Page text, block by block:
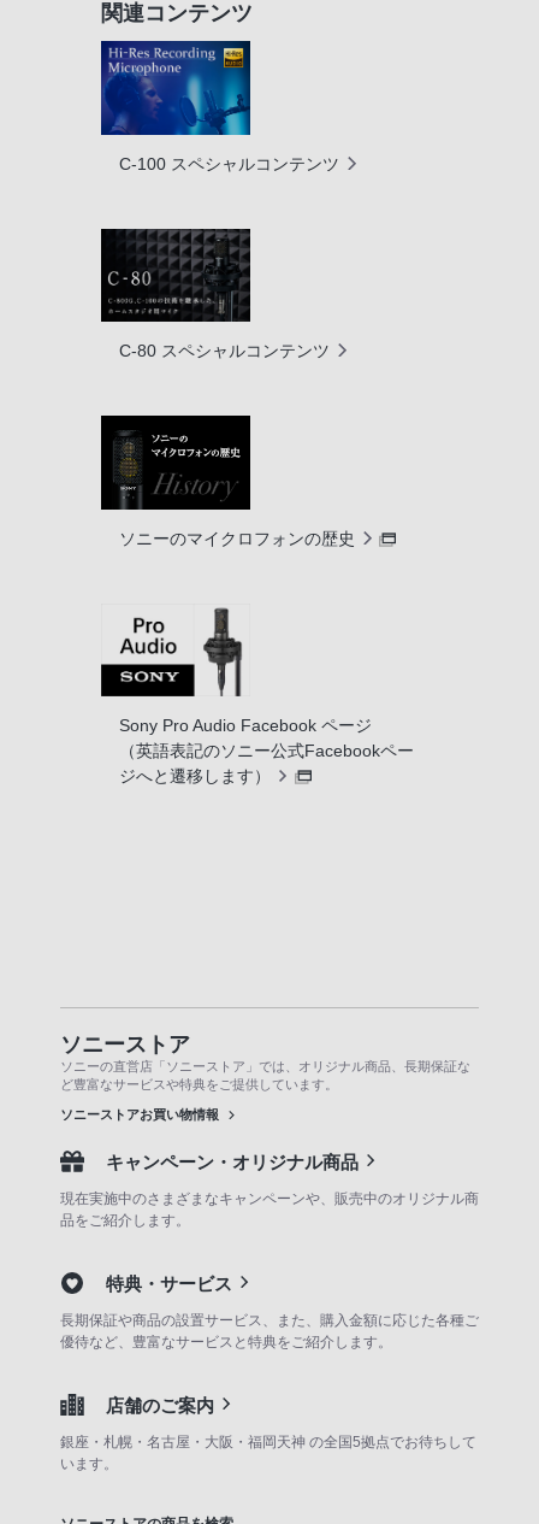
関連コンテンツ
C-100 スペシャルコンテンツ
C-80 スペシャルコンテンツ
ソニーのマイクロフォンの歴史
Sony Pro Audio Facebook ページ
（英語表記のソニー公式Facebookペー
ジへと遷移します）
ソニーストア
ソニーの直営店「ソニーストア」では、オリジナル商品、長期保証な
ど豊富なサービスや特典をご提供しています。
ソニーストアお買い物情報
キャンペーン・オリジナル商品
現在実施中のさまざまなキャンペーンや、販売中のオリジナル商
品をご紹介します。
特典・サービス
長期保証や商品の設置サービス、また、購入金額に応じた各種ご
優待など、豊富なサービスと特典をご紹介します。
店舗のご案内
銀座・札幌・名古屋・大阪・福岡天神 の全国5拠点でお待ちして
います。